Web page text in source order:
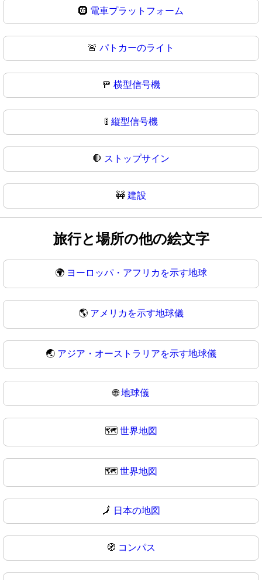
🛞 電車プラットフォーム
🚨 パトカーのライト
🚥 横型信号機
🚦 縦型信号機
🛑 ストップサイン
🚧 建設
旅行と場所の他の絵文字
🌍 ヨーロッパ・アフリカを示す地球
🌎 アメリカを示す地球儀
🌏 アジア・オーストラリアを示す地球儀
🌐地球儀
🗺️ 世界地図
🗺 世界地図
🗾 日本の地図
🧭 コンパス